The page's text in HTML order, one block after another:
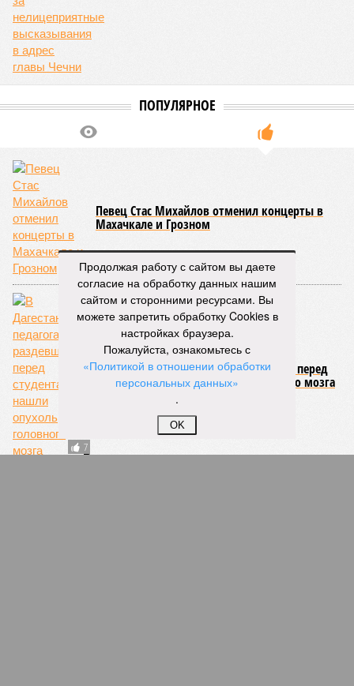
04/08
Школьный набор на Ставрополье подорожал до 19,3
тысячи рублей
04/08
В Дагестане нашли почти 3,9 тысячи земельных
участков под жилую застройку
ЕЩЕ НОВОСТИ
Новости smi2.ru
ЕЩЕ ИЗ РАЗДЕЛА «БИЗНЕС»
На реконструкцию аэропорта в Махачкале
направят дополнительно более 4 миллиардов
рублей
Продолжая работу с сайтом вы даете
согласие на обработку данных нашим
сайтом и сторонними ресурсами. Вы
можете запретить обработку Cookies в
настройках браузера.
Пожалуйста, ознакомьтесь с
«Политикой в отношении обработки
персональных данных»
.
OK